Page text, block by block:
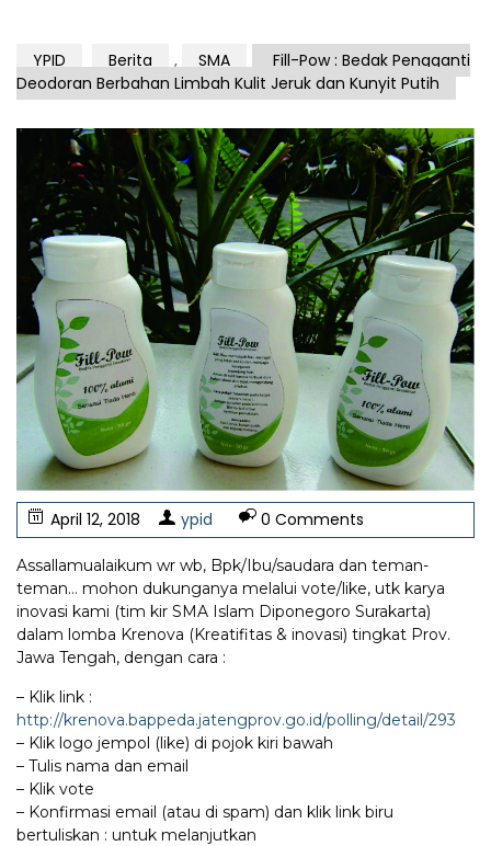
YPID Berita , SMA
Fill-Pow : Bedak Pengganti
Deodoran Berbahan Limbah Kulit Jeruk dan Kunyit Putih
April 12, 2018 ypid 0 Comments
Assallamualaikum wr wb, Bpk/Ibu/saudara dan teman-
teman… mohon dukunganya melalui vote/like, utk karya
inovasi kami (tim kir SMA Islam Diponegoro Surakarta)
dalam lomba Krenova (Kreatifitas & inovasi) tingkat Prov.
Jawa Tengah, dengan cara :
– Klik link :
http://krenova.bappeda.jatengprov.go.id/polling/detail/293
– Klik logo jempol (like) ​di pojok kiri bawah​
– Tulis nama dan email
– Klik vote
– Konfirmasi email (atau di spam) dan klik link biru
bertuliskan : ​untuk melanjutkan​